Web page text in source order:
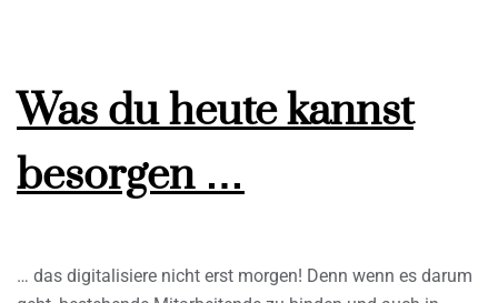
Was du heute kannst
besorgen …
… das digitalisiere nicht erst morgen! Denn wenn es darum